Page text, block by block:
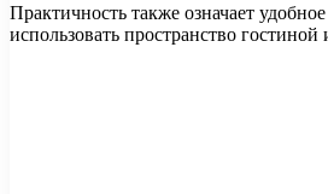
Практичность также означает
использовать пространство